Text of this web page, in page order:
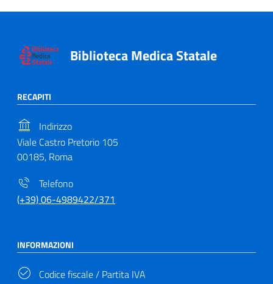
Biblioteca Medica Statale
RECAPITI
Indirizzo
Viale Castro Pretorio 105
00185, Roma
Telefono
(+39) 06-4989422/371
INFORMAZIONI
Codice fiscale / Partita IVA